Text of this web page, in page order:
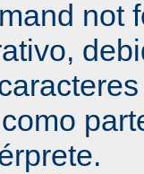
not